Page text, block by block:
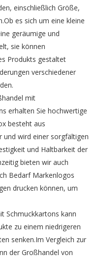
einschließlich Größe,
es sich um eine kleine
geräumige und
sie können
Produkts gestaltet
verschiedener
mit
erhalten Sie hochwertige
besteht aus
wird einer sorgfältigen
und Haltbarkeit der
bieten wir auch
Bedarf Markenlogos
drucken können, um
Schmuckkartons kann
zu einem niedrigeren
senken.Im Vergleich zur
der Großhandel von